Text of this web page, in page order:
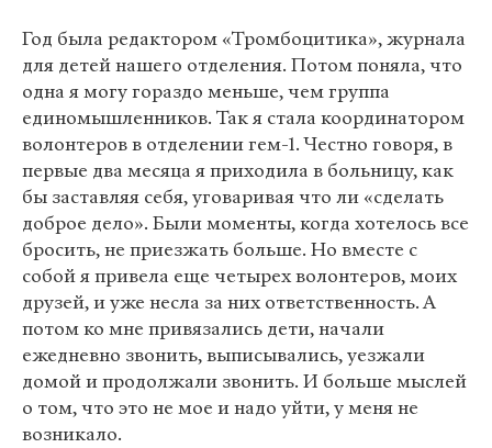
Год была редактором «Тромбоцитика», журнала
для детей нашего отделения. Потом поняла, что
одна я могу гораздо меньше, чем группа
единомышленников. Так я стала координатором
волонтеров в отделении гем-1. Честно говоря, в
первые два месяца я приходила в больницу, как
бы заставляя себя, уговаривая что ли «сделать
доброе дело». Были моменты, когда хотелось все
бросить, не приезжать больше. Но вместе с
собой я привела еще четырех волонтеров, моих
друзей, и уже несла за них ответственность. А
потом ко мне привязались дети, начали
ежедневно звонить, выписывались, уезжали
домой и продолжали звонить. И больше мыслей
о том, что это не мое и надо уйти, у меня не
возникало.